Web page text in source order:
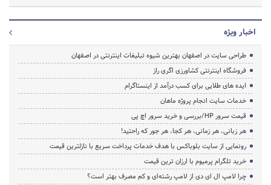
اخبار ویژه
طراحی سایت در اصفهان بهترین شیوه تبلیغات اینترنتی در اصفهان
فروشگاه اینترنتی کشاورزی اگری راز
ایده های طلایی برای کسب درآمد از اینستاگرام
خدمات سایت انجام پروژه ماهان
قیمت سرور HP/بررسی و خرید سرور اچ پی
هر زبانی، هر زمانی، هر کجا، هر جور که راحتید!
رونمایی از سایت بلوباکس با هدف خدمات پرداخت سریع با نازلترین قیمت
خرید تلگرام پرمیوم با ارزان ترین قیمت
چرا لامپ ال ای دی از لامپ رشته‌ای و کم مصرف بهتر است؟